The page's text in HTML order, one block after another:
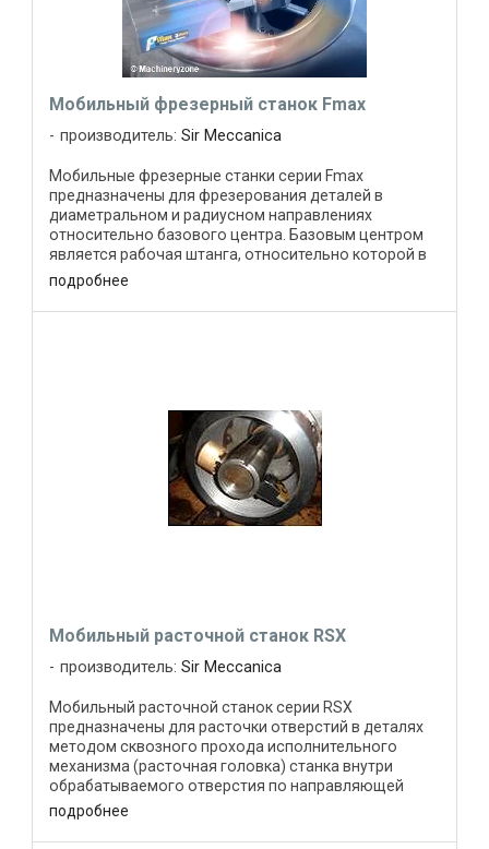
Мобильный фрезерный станок Fmax
производитель: Sir Meccanica
Мобильные фрезерные станки серии Fmax
предназначены для фрезерования деталей в
диаметральном и радиусном направлениях
относительно базового центра. Базовым центром
является рабочая штанга, относительно которой в
диаметральном и радиусном направлении ...
подробнее
Мобильный расточной станок RSX
производитель: Sir Meccanica
Мобильный расточной станок серии RSX
предназначены для расточки отверстий в деталях
методом сквозного прохода исполнительного
механизма (расточная головка) станка внутри
обрабатываемого отверстия по направляющей
штанге. Обработка на этом расточном ...
подробнее